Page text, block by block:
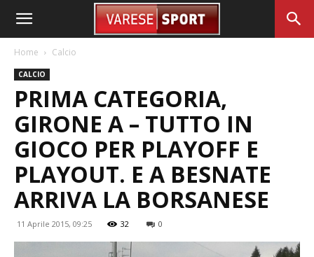
Home Calcio
CALCIO
PRIMA CATEGORIA,
GIRONE A – TUTTO IN
GIOCO PER PLAYOFF E
PLAYOUT. E A BESNATE
ARRIVA LA BORSANESE
11 Aprile 2015, 09:25 32 0